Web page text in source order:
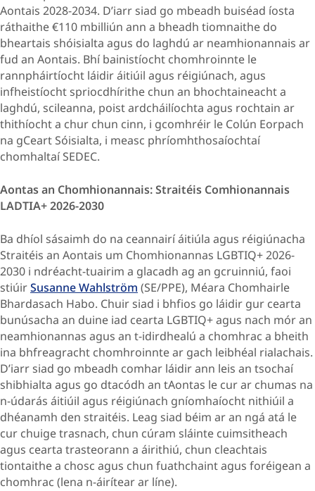
Aontais 2028-2034. D’iarr siad go mbeadh buiséad íosta
ráthaithe €110 mbilliún ann a bheadh tiomnaithe do
bheartais shóisialta agus do laghdú ar neamhionannais ar
fud an Aontais. Bhí bainistíocht chomhroinnte le
rannpháirtíocht láidir áitiúil agus réigiúnach, agus
infheistíocht spriocdhírithe chun an bhochtaineacht a
laghdú, scileanna, poist ardcháilíochta agus rochtain ar
thithíocht a chur chun cinn, i gcomhréir le Colún Eorpach
na gCeart Sóisialta, i measc phríomhthosaíochtaí
chomhaltaí SEDEC.
Aontas an Chomhionannais: Straitéis Comhionannais
LADTIA+ 2026-2030
Ba dhíol sásaimh do na ceannairí áitiúla agus réigiúnacha
Straitéis an Aontais um Chomhionannas LGBTIQ+ 2026-
2030 i ndréacht-tuairim a glacadh ag an gcruinniú, faoi
stiúirSusanne Wahlström (SE/PPE), Méara Chomhairle
Bhardasach Habo. Chuir siad i bhfios go láidir gur cearta
bunúsacha an duine iad cearta LGBTIQ+ agus nach mór an
neamhionannas agus an t-idirdhealú a chomhrac a bheith
ina bhfreagracht chomhroinnte ar gach leibhéal rialachais.
D’iarr siad go mbeadh comhar láidir ann leis an tsochaí
shibhialta agus go dtacódh an tAontas le cur ar chumas na
n-údarás áitiúil agus réigiúnach gníomhaíocht nithiúil a
dhéanamh den straitéis. Leag siad béim ar an ngá atá le
cur chuige trasnach, chun cúram sláinte cuimsitheach
agus cearta trasteorann a áirithiú, chun cleachtais
tiontaithe a chosc agus chun fuathchaint agus foréigean a
chomhrac (lena n-áirítear ar líne).